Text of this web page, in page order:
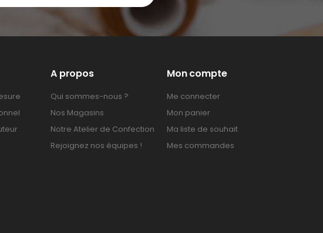
A propos
Qui sommes-nous ?
Nos Magasins
Notre Atelier de Confection
Rejoignez nos équipes !
Mon compte
Me connecter
Mon panier
Ma liste de souhait
Mes commandes